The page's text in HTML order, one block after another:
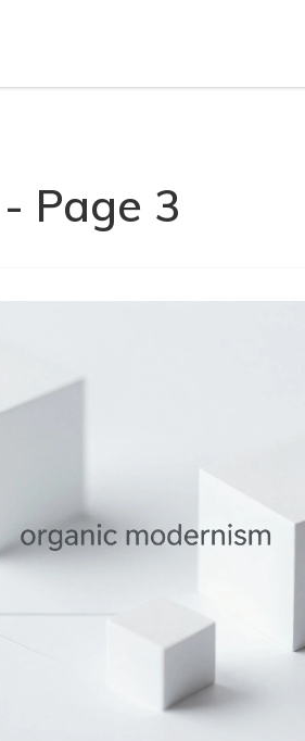
Page 3